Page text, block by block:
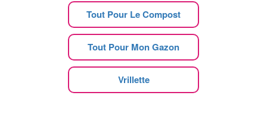
Tout Pour Le Compost
Tout Pour Mon Gazon
Vrillette